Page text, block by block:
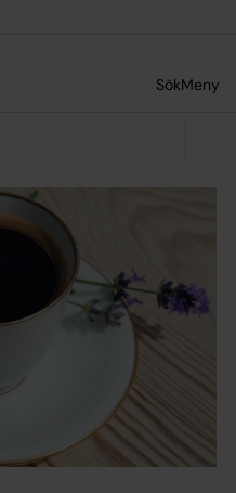
SökMeny